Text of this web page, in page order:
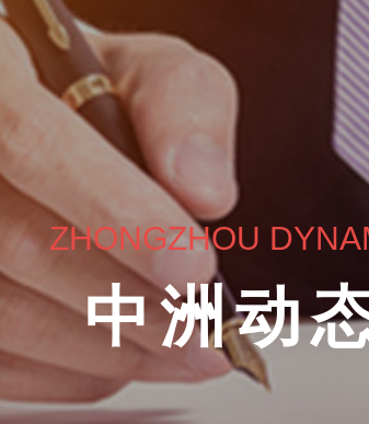
ZHONGZHOU
中洲动